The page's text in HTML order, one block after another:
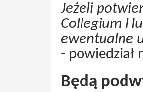
Jeżeli
Collegium
ewentualne
-
Będą